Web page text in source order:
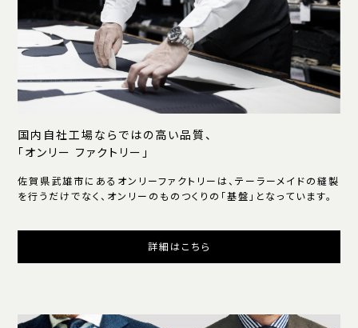
国内自社工場ならではの高い品質、
「オンリー ファクトリー」
佐賀県武雄市にあるオンリーファクトリーは、テーラーメイドの縫製
を行うだけでなく、オンリーのものつくりの「基盤」となっています。
詳細はこちら